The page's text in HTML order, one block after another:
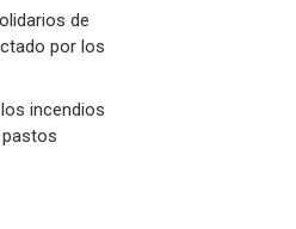
de
por los
incendios